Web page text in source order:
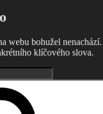
webu bohužel
klíčového slova.